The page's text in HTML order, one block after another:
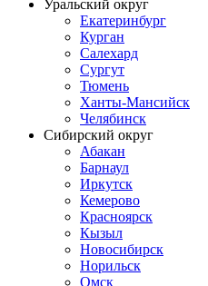
Уральский округ
Екатеринбург
Курган
Салехард
Сургут
Тюмень
Ханты-Мансийск
Челябинск
Сибирский округ
Абакан
Барнаул
Иркутск
Кемерово
Красноярск
Кызыл
Новосибирск
Норильск
Омск